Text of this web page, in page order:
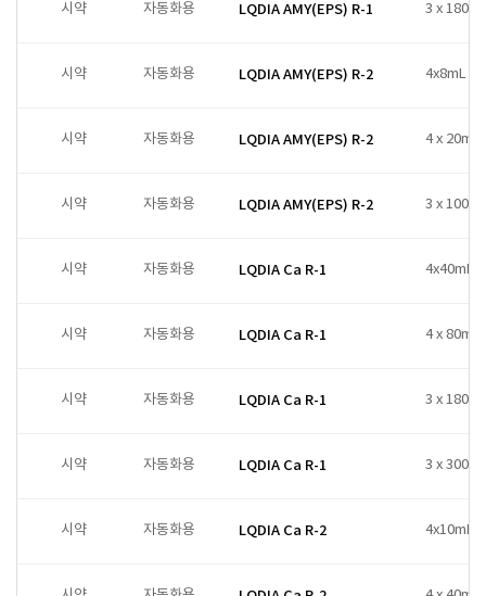
시약 자동화용 LQDIA AMY(EPS) R-1 3 x 180ml
시약 자동화용 LQDIA AMY(EPS) R-2 4x8mL
시약 자동화용 LQDIA AMY(EPS) R-2 4 x 20ml
시약 자동화용 LQDIA AMY(EPS) R-2 3 x 100ml
시약 자동화용 LQDIA Ca R-1 4x40mL
시약 자동화용 LQDIA Ca R-1 4 x 80ml
시약 자동화용 LQDIA Ca R-1 3 x 180ml
시약 자동화용 LQDIA Ca R-1 3 x 300ml
시약 자동화용 LQDIA Ca R-2 4x10mL